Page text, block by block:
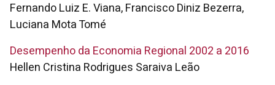
Fernando Luiz E. Viana, Francisco Diniz Bezerra,
Luciana Mota Tomé
Desempenho da Economia Regional 2002 a 2016
Hellen Cristina Rodrigues Saraiva Leão